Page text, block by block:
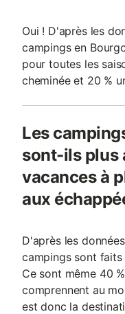
Oui ! D'après les
campings en
pour toutes les
cheminée et 20 %
Les
sont-ils plus
vacances à
aux
D'après les
campings sont faits
Ce sont même 40
comprennent au
est donc la